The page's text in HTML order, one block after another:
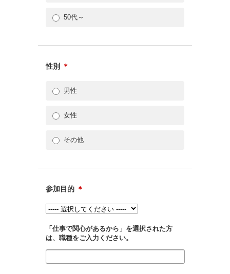
50代～
性別 ＊
男性
女性
その他
参加目的 ＊
「仕事で関心があるから」を選択された方
は、職種をご入力ください。